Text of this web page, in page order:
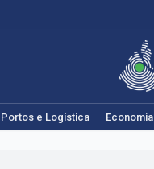
Portos e Logística Economia